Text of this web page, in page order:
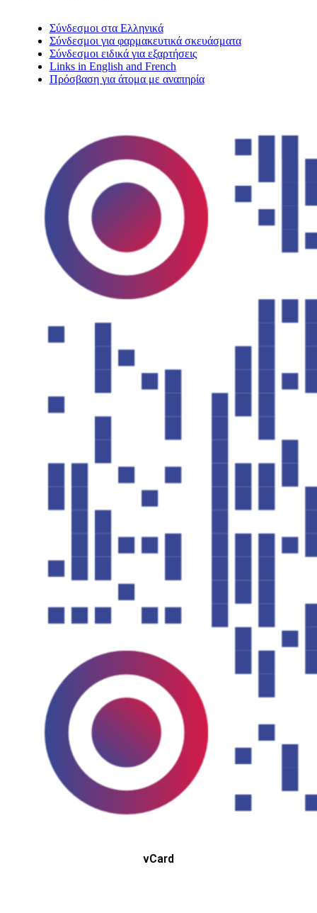
Σύνδεσμοι στα Ελληνικά
Σύνδεσμοι για φαρμακευτικά σκευάσματα
Σύνδεσμοι ειδικά για εξαρτήσεις
Links in English and French
Πρόσβαση για άτομα με αναπηρία
vCard